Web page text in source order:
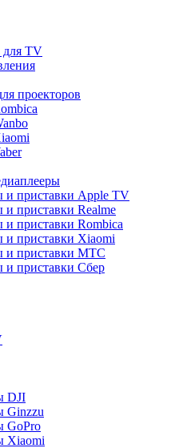
TV
проекторов
и приставки Apple TV
приставки Realme
приставки Rombica
и приставки Xiaomi
и приставки МТС
и приставки Сбер
DJI
Ginzzu
GoPro
Xiaomi